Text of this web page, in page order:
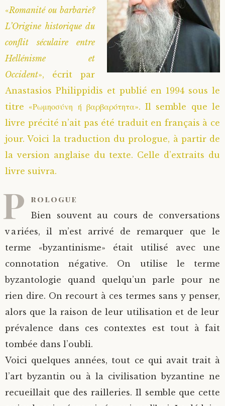
Saint Hilarion (Troïtski)
Saint Jean de Kronstadt
Saint Laurent de Tchernigov
Saint Seraphim de Sarov
Saint Seraphim de Vyritsa
Saint Siméon (Jelnine)
Saint Sophrony l’Athonite
Sainte Matrone de Moscou
Métropolite Zénobe (Majouga)
Archimandrite Adrien (Kirsanov)
Archimandrite Alipi (Voronov)
Archimandrite Andronique (Loukach)
Archimandrite Athénogène (Agapov)
Higoumène Boris (Kramtsov)
Bienheureuses et Staritsas
Bienheureuse Maria Ivanovna
Staritsa Marie Makovkine
Natalia de Vyritsa
Staritsa Anastasia
Archimandrite Hippolyte (Khaline)
Archimandrite Lazare (Abachidzé)
Geronda Arsenios le Spiléote
Gerondissa Makrina (Vassopoulou)
Archimandrite Nathanaël (Pospelov)
Père Héliodore
Famille spirituelle
Portraits
«Romanité ou barbarie?
L’Origine historique du
conflit séculaire entre
Hellénisme et
Occident», écrit par
Anastasios Philippidis et publié en 1994 sous le
titre «Ρωμηοσύνη ή βαρβαρότητα». Il semble que le
livre précité n’ait pas été traduit en français à ce
jour. Voici la traduction du prologue, à partir de
la version anglaise du texte. Celle d’extraits du
livre suivra.
P rologue
Bien souvent au cours de conversations
variées, il m’est arrivé de remarquer que le
terme «byzantinisme» était utilisé avec une
connotation négative. On utilise le terme
byzantologie quand quelqu’un parle pour ne
rien dire. On recourt à ces termes sans y penser,
alors que la raison de leur utilisation et de leur
prévalence dans ces contextes est tout à fait
tombée dans l’oubli.
Voici quelques années, tout ce qui avait trait à
l’art byzantin ou à la civilisation byzantine ne
recueillait que des railleries. Il semble que cette